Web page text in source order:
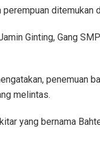
ditemukan
Ginting, Gang
penemuan
melintas.
yang bernama